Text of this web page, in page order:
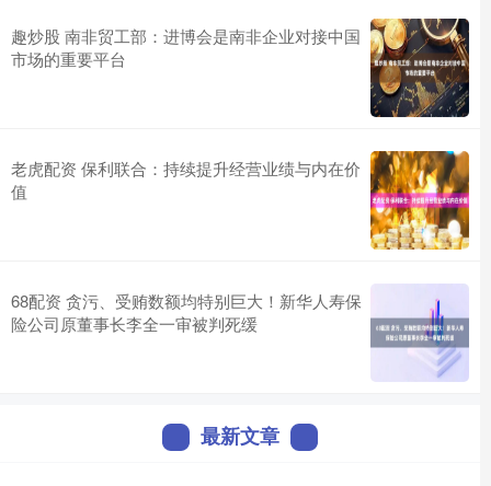
趣炒股 南非贸工部：进博会是南非企业对接中国
市场的重要平台
老虎配资 保利联合：持续提升经营业绩与内在价
值
68配资 贪污、受贿数额均特别巨大！新华人寿保
险公司原董事长李全一审被判死缓
最新文章